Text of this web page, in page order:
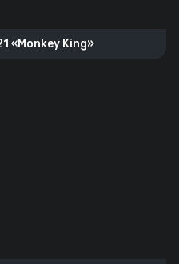
«Monkey King»